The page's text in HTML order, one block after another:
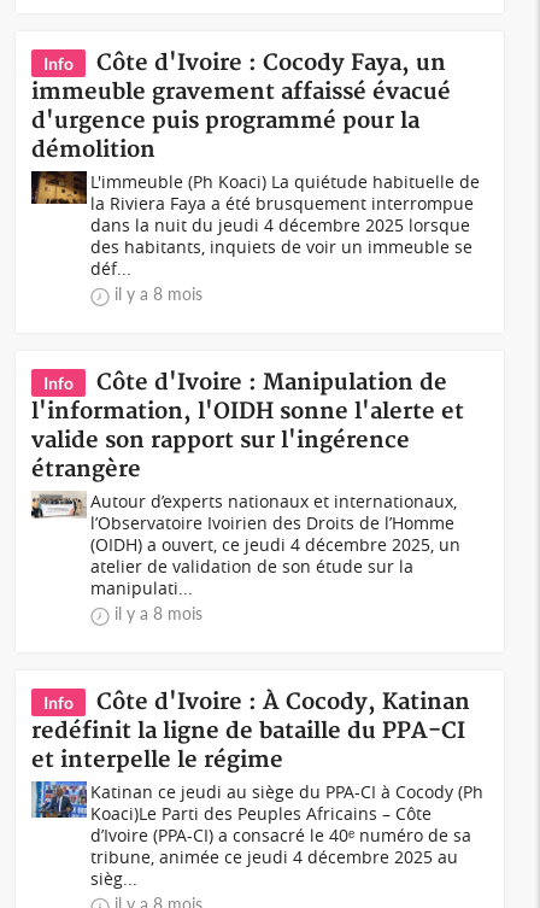
Info
Côte d'Ivoire : Cocody Faya, un
immeuble gravement affaissé évacué
d'urgence puis programmé pour la
démolition
L'immeuble (Ph Koaci) La quiétude habituelle de
la Riviera Faya a été brusquement interrompue
dans la nuit du jeudi 4 décembre 2025 lorsque
des habitants, inquiets de voir un immeuble se
déf...
il y a 8 mois
Info
Côte d'Ivoire : Manipulation de
l'information, l'OIDH sonne l'alerte et
valide son rapport sur l'ingérence
étrangère
Autour d’experts nationaux et internationaux,
l’Observatoire Ivoirien des Droits de l’Homme
(OIDH) a ouvert, ce jeudi 4 décembre 2025, un
atelier de validation de son étude sur la
manipulati...
il y a 8 mois
Info
Côte d'Ivoire : À Cocody, Katinan
redéfinit la ligne de bataille du PPA-CI
et interpelle le régime
Katinan ce jeudi au siège du PPA-CI à Cocody (Ph
Koaci)Le Parti des Peuples Africains – Côte
d’Ivoire (PPA-CI) a consacré le 40ᵉ numéro de sa
tribune, animée ce jeudi 4 décembre 2025 au
sièg...
il y a 8 mois